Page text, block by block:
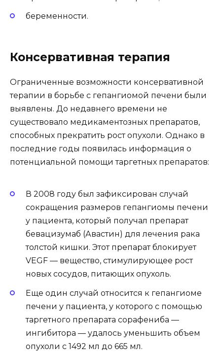
беременности.
Консервативная терапия
Ограниченные возможности консервативной
терапии в борьбе с гепангиомой печени были
выявлены. До недавнего времени не
существовало медикаментозных препаратов,
способных прекратить рост опухоли. Однако в
последние годы появилась информация о
потенциальной помощи таргетных препаратов:
В 2008 году был зафиксирован случай
сокращения размеров гепангиомы печени
у пациента, который получал препарат
бевацизумаб (Авастин) для лечения рака
толстой кишки. Этот препарат блокирует
VEGF — вещество, стимулирующее рост
новых сосудов, питающих опухоль.
Еще один случай относится к гепангиоме
печени у пациента, у которого с помощью
таргетного препарата сорафениба —
ингибитора — удалось уменьшить объем
опухоли с 1492 мл до 665 мл.